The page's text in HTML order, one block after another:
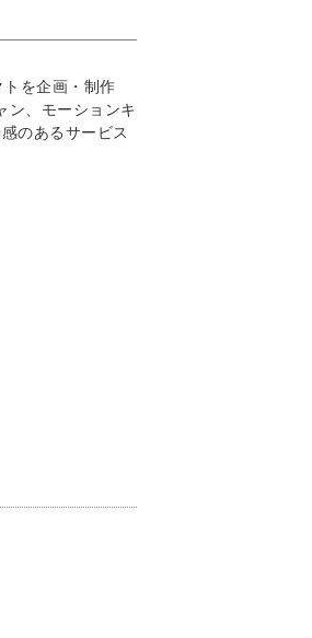
を企画・制作
ン、モーションキ
のあるサービス